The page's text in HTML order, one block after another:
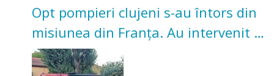
Opt pompieri clujeni s-au întors din
misiunea din Franța. Au intervenit la
incendii de vegetație și pădure